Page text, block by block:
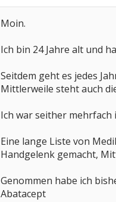
Moin.
Ich bin 24 Jahre alt und
Seitdem geht es jedes
Mittlerweile steht auch
Ich war seither
Eine lange Liste von
Handgelenk gemacht,
Genommen habe ich
Abatacept